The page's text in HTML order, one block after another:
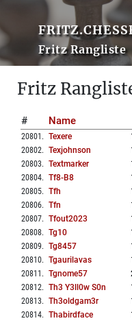
Fritz Rangliste
Fritz
# Name
20801 . Texere
20802. Texjohnson
20803. Textmarker
20804. Tf8-B8
20805. Tfh
20806. Tfn
20807. Tfout2023
20808. Tg10
20809. Tg8457
20810. Tgaurilavas
20811 . Tgnome57
20812. Th3 Y3ll0w S0n
20813. Th3oldgam3r
20814. Thabirdface